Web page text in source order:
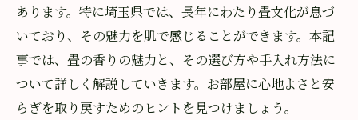
あります。特に埼玉県では、長年にわたり畳文化が息づ
いており、その魅力を肌で感じることができます。本記
事では、畳の香りの魅力と、その選び方や手入れ方法に
ついて詳しく解説していきます。お部屋に心地よさと安
らぎを取り戻すためのヒントを見つけましょう。